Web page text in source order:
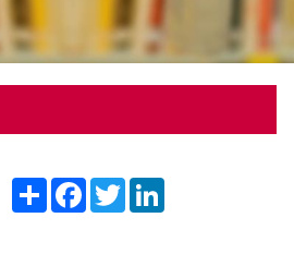
Share FacebookTwitter